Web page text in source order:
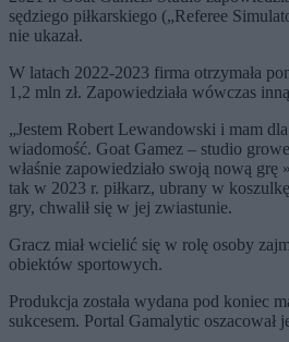
sędziego piłkarskiego („Referee
nie ukazał.
W latach 2022-2023 firma otrzymała
1,2 mln zł. Zapowiedziała wówczas
„Jestem Robert Lewandowski i mam
wiadomość. Goat Gamez – studio
właśnie zapowiedziało swoją nową grę
tak w 2023 r. piłkarz, ubrany w
gry, chwalił się w jej zwiastunie.
Gracz miał wcielić się w rolę osoby
obiektów sportowych.
Produkcja została wydana pod koniec
sukcesem. Portal Gamalytic oszacował